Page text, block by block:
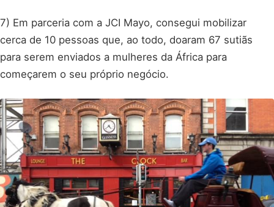
7) Em parceria com a JCI Mayo, consegui mobilizar
cerca de 10 pessoas que, ao todo, doaram 67 sutiãs
para serem enviados a mulheres da África para
começarem o seu próprio negócio.